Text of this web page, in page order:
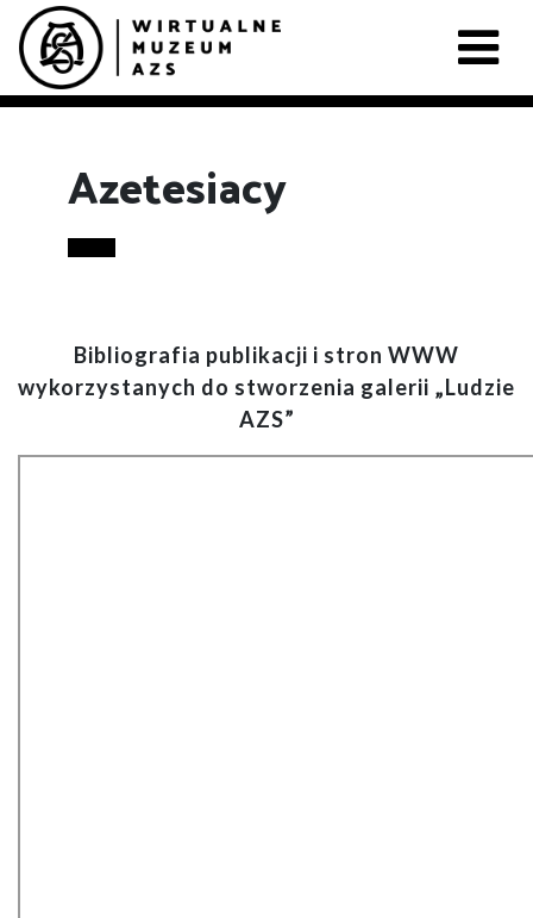
Azetesiacy
Bibliografia publikacji i stron WWW
wykorzystanych do stworzenia galerii „Ludzie
AZS”